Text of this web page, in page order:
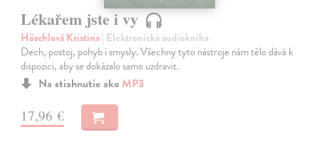
Lékařem jste i vy
Höschlová Kristina| Elektronická audiokniha
Dech, postoj, pohyb i smysly. Všechny tyto nástroje nám tělo dává k
dispozici, aby se dokázalo samo uzdravit.
Na stiahnutie ako MP3
17,96 €